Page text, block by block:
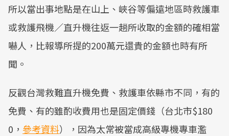
所以當出事地點是在山上、峽谷等偏遠地區時救護車
或救護飛機／直升機往返一趟所收取的金額的確相當
嚇人，比報導所提的200萬元還貴的金額也時有所
聞。
反觀台灣救難直升機免費、救護車依縣市不同，有的
免費、有的雖酌收費用也是固定價錢（台北市$180
0， 參考資料），因為太常被當成高級專機專車濫